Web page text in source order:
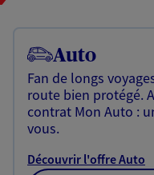
Auto
Fan de longs
route bien protégé.
contrat Mon Auto :
vous.
Découvrir l'offre Auto